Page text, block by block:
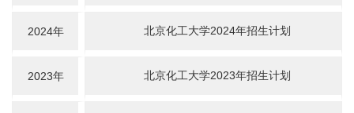
2024年 北京化工大学2024年招生计划
2023年 北京化工大学2023年招生计划